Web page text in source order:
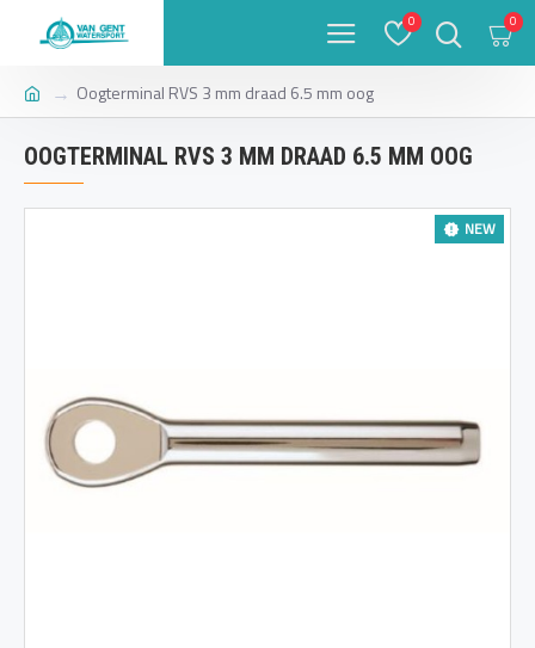
0 0
Oogterminal RVS 3 mm draad 6.5 mm oog
OOGTERMINAL RVS 3 MM DRAAD 6.5 MM OOG
NEW